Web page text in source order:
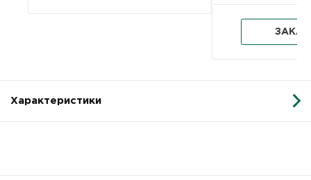
Характеристики